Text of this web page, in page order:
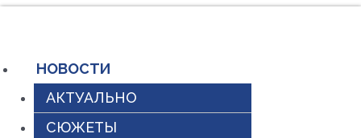
содержимому
НОВОСТИ
АКТУАЛЬНО
СЮЖЕТЫ